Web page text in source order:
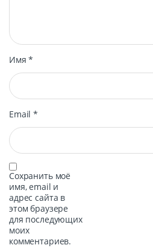
Имя*
Email*
Сохранить моё
имя, email и
адрес сайта в
этом браузере
для последующих
моих
комментариев.